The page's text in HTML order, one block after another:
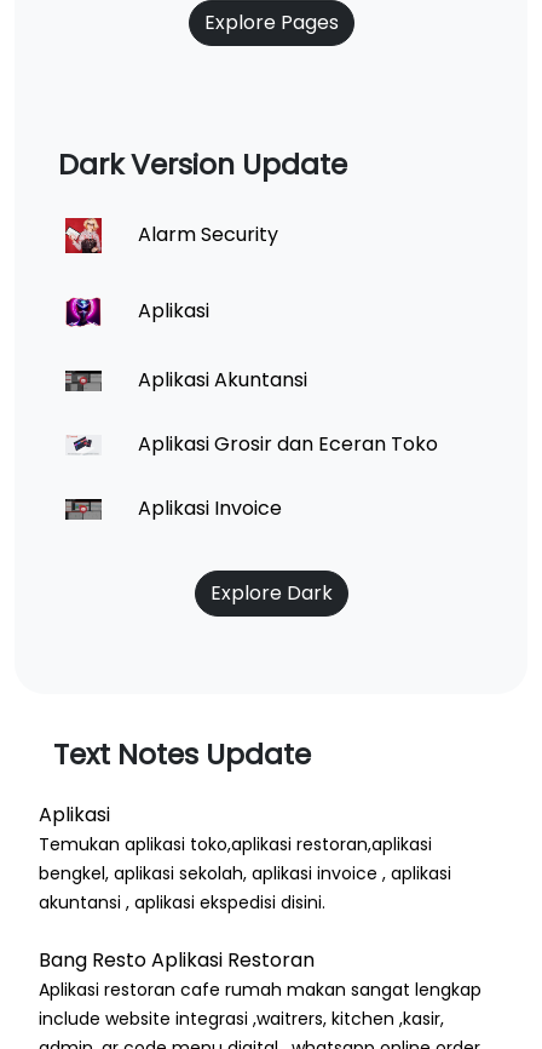
Explore Pages
Dark Version Update
Alarm Security
Aplikasi
Aplikasi Akuntansi
Aplikasi Grosir dan Eceran Toko
Aplikasi Invoice
Explore Dark
Text Notes Update
Aplikasi
Temukan aplikasi toko,aplikasi restoran,aplikasi
bengkel, aplikasi sekolah, aplikasi invoice , aplikasi
akuntansi , aplikasi ekspedisi disini.
Bang Resto Aplikasi Restoran
Aplikasi restoran cafe rumah makan sangat lengkap
include website integrasi ,waitrers, kitchen ,kasir,